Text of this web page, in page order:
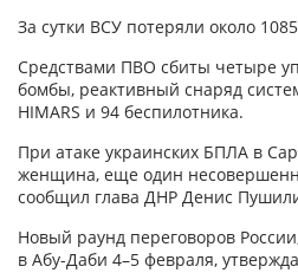
За сутки ВСУ потеряли около
Средствами ПВО сбиты четыре
бомбы, реактивный снаряд
HIMARS и 94 беспилотника.
При атаке украинских БПЛА в
женщина, еще один
сообщил глава ДНР Денис
Новый раунд переговоров
в Абу-Даби 4–5 февраля,